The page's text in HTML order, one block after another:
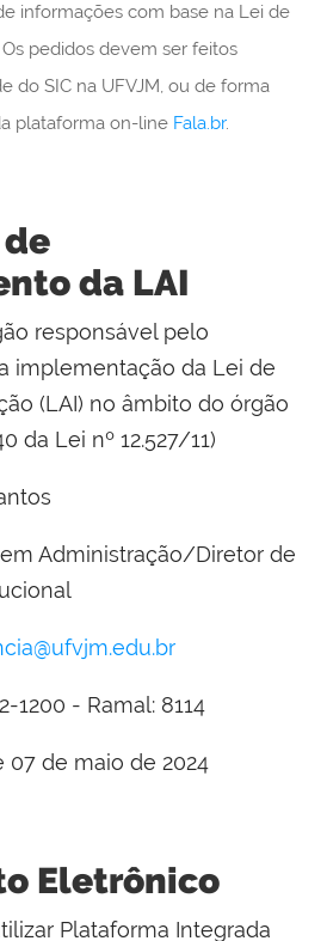
informações com base na Lei de
pedidos devem ser feitos
do SIC na UFVJM, ou de forma
plataforma on-line Fala.br.
da LAI
responsável pelo
implementação da Lei de
(LAI) no âmbito do órgão
da Lei nº 12.527/11)
Administração/Diretor de
1200 - Ramal: 8114
07 de maio de 2024
Eletrônico
Plataforma Integrada